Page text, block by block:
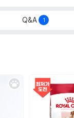
Q&A 1